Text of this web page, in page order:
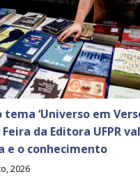
tema ‘Universo em
Feira da Editora UFPR
e o conhecimento
2026